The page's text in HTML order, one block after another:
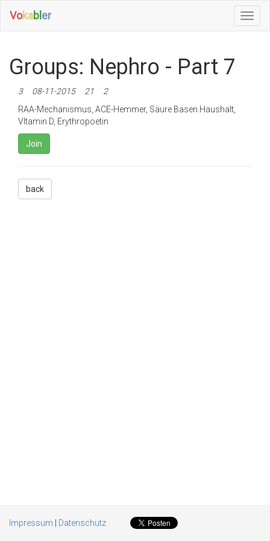
Vokabl er
Groups: Nephro - Part 7
3 08-11-2015 21
2
RAA-Mechanismus, ACE-Hemmer, Säure Basen Haushalt,
VItamin D, Erythropoetin
Join
back
Impressum Datenschutz